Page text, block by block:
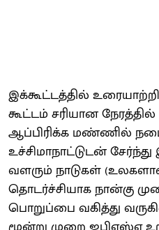
இக்கூட்டத்தில்
கூட்டம் சரியான
ஆப்பிரிக்க மண்ணில்
உச்சிமாநாட்டுடன்
வளரும் நாடுகள்
தொடர்ச்சியாக நான்கு
பொறுப்பை வகித்து